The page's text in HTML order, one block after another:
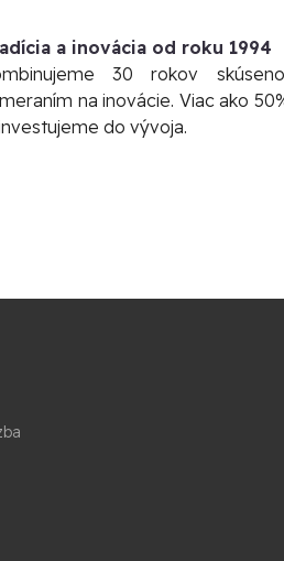
a inovácia od roku 1994
30 rokov
na inovácie. Viac ako
do vývoja.